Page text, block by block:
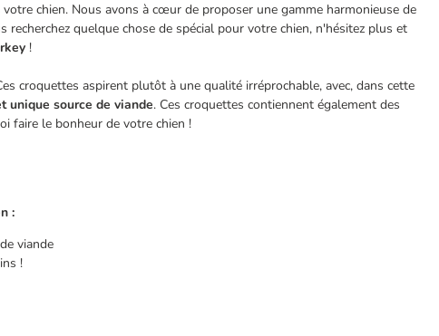
chien. Nous avons à cœur de proposer une gamme harmonieuse de
quelque chose de spécial pour votre chien, n'hésitez plus et
!
croquettes aspirent plutôt à une qualité irréprochable, avec, dans cette
unique source de viande. Ces croquettes contiennent également des
faire le bonheur de votre chien !
:
viande
!